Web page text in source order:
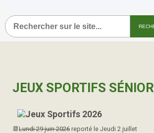
Recherche
JEUX SPORTIFS
📆 Lundi 29 juin 2026 reporté le Jeudi 2 juillet